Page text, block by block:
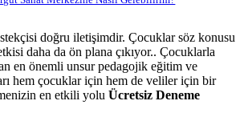
doğru iletişimdir. Çocuklar söz konusu
daha da ön plana çıkıyor.. Çocuklarla
en önemli unsur pedagojik eğitim ve
hem çocuklar için hem de veliler için bir
en etkili yolu Ücretsiz Deneme